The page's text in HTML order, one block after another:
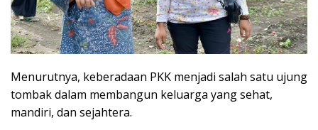
Menurutnya, keberadaan PKK menjadi salah satu ujung
tombak dalam membangun keluarga yang sehat,
mandiri, dan sejahtera.